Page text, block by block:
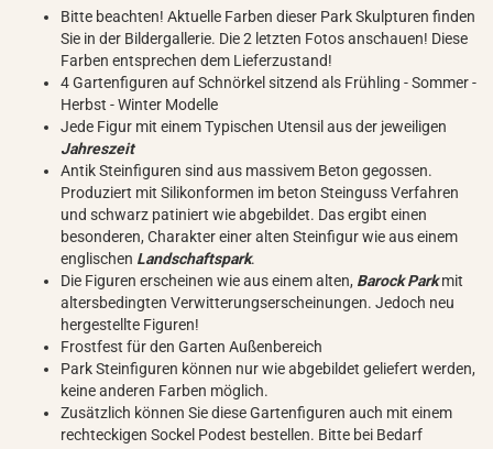
Bitte beachten! Aktuelle Farben dieser Park Skulpturen finden
Sie in der Bildergallerie. Die 2 letzten Fotos anschauen! Diese
Farben entsprechen dem Lieferzustand!
4 Gartenfiguren auf Schnörkel sitzend als Frühling - Sommer -
Herbst - Winter Modelle
Jede Figur mit einem Typischen Utensil aus der jeweiligen
Jahreszeit
Antik Steinfiguren sind aus massivem Beton gegossen.
Produziert mit Silikonformen im beton Steinguss Verfahren
und schwarz patiniert wie abgebildet. Das ergibt einen
besonderen, Charakter einer alten Steinfigur wie aus einem
englischen Landschaftspark.
Die Figuren erscheinen wie aus einem alten, Barock Parkmit
altersbedingten Verwitterungserscheinungen. Jedoch neu
hergestellte Figuren!
Frostfest für den Garten Außenbereich
Park Steinfiguren können nur wie abgebildet geliefert werden,
keine anderen Farben möglich.
Zusätzlich können Sie diese Gartenfiguren auch mit einem
rechteckigen Sockel Podest bestellen. Bitte bei Bedarf